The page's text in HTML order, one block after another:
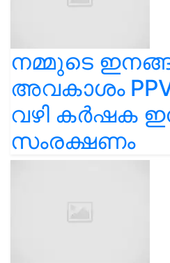
നമ്മുടെ
അവകാശം
വഴി കർഷക
സംരക്ഷണം